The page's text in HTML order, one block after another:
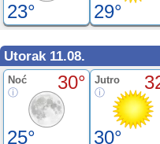
23° 29°
Utorak 11.08.
Noć 30°
25°
Jutro
30°